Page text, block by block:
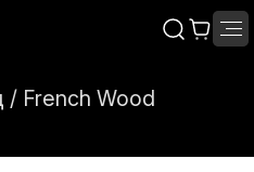
/ French Wood